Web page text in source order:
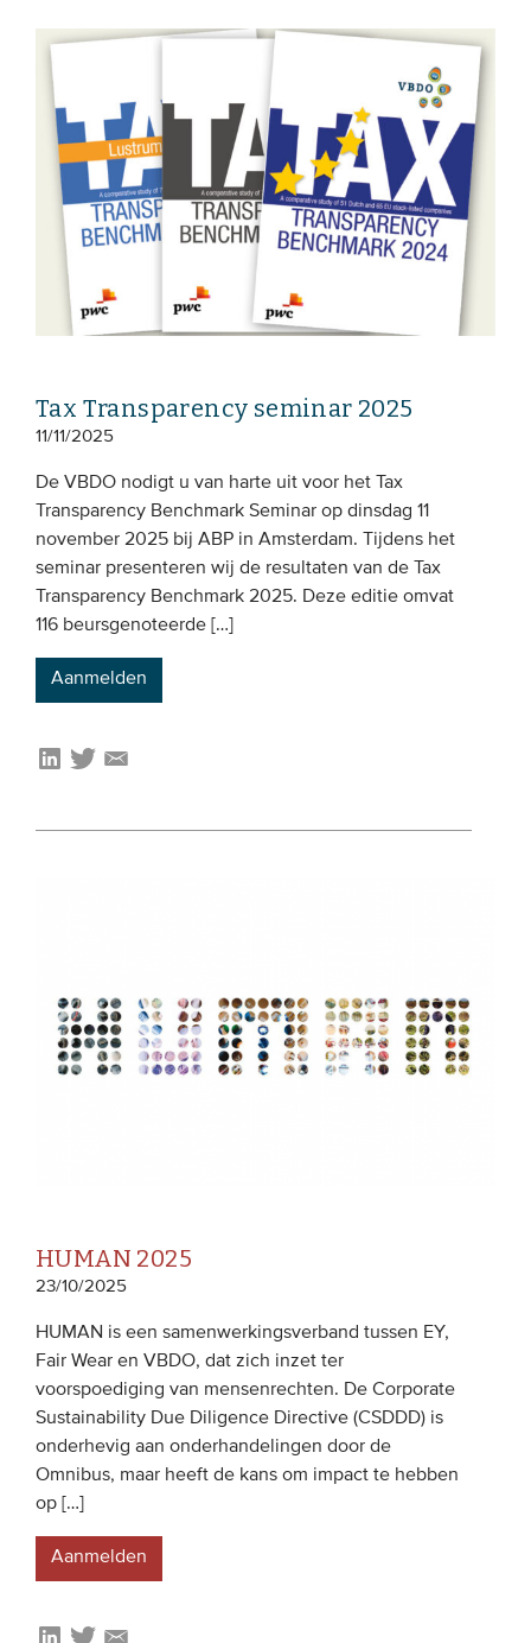
Tax Transparency seminar 2025
11/11/2025
De VBDO nodigt u van harte uit voor het Tax
Transparency Benchmark Seminar op dinsdag 11
november 2025 bij ABP in Amsterdam. Tijdens het
seminar presenteren wij de resultaten van de Tax
Transparency Benchmark 2025. Deze editie omvat
116 beursgenoteerde […]
Aanmelden
HUMAN 2025
23/10/2025
HUMAN is een samenwerkingsverband tussen EY,
Fair Wear en VBDO, dat zich inzet ter
voorspoediging van mensenrechten. De Corporate
Sustainability Due Diligence Directive (CSDDD) is
onderhevig aan onderhandelingen door de
Omnibus, maar heeft de kans om impact te hebben
op […]
Aanmelden